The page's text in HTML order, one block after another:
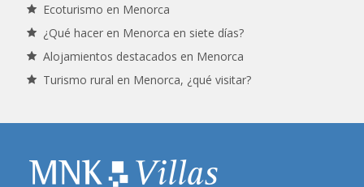
Ecoturismo en Menorca
¿Qué hacer en Menorca en siete días?
Alojamientos destacados en Menorca
Turismo rural en Menorca, ¿qué visitar?